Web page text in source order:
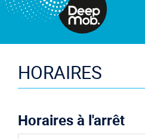
DeepMob.
HORAIRES
Horaires à l'arrêt